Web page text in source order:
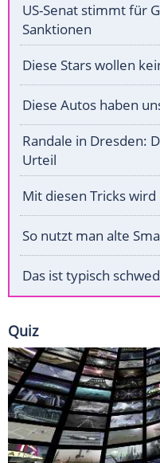
US-Senat stimmt für
Sanktionen
Diese Stars wollen
Diese Autos haben
Randale in Dresden:
Urteil
Mit diesen Tricks
So nutzt man alte
Das ist typisch
Quiz